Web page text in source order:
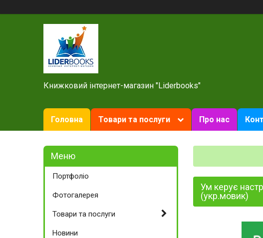
Книжковий інтернет-магазин "Liderbooks"
Головна Товари та послуги Про нас
Ум керує
(укр.мовик)
Портфоліо
Фотогалерея
Товари та послуги
Новини